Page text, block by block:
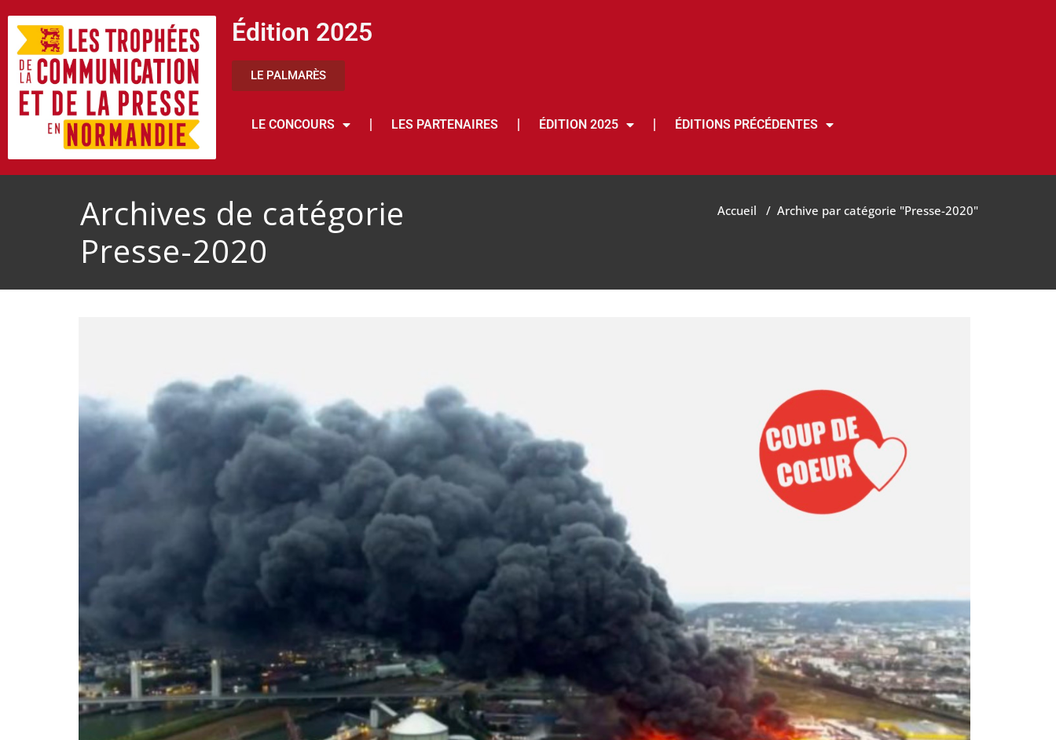
Édition 2025
LE PALMARÈS
LE CONCOURS LES PARTENAIRES ÉDITION 2025 ÉDITIONS PRÉCÉDENTES
Archives de catégorie
Presse-2020
Accueil / Archive par catégorie "Presse-2020"